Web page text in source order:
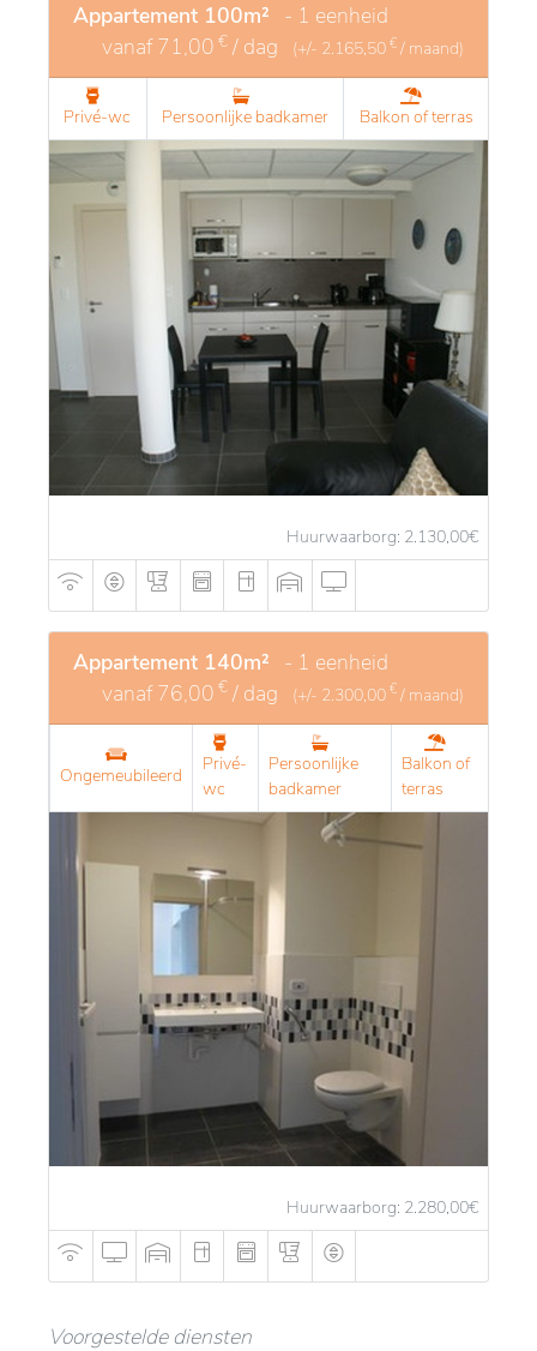
Appartement 100m² - 1 eenheid
vanaf71,00 € / dag (+/- 2.165,50 € / maand)
Privé-wc Persoonlijke badkamer Balkon of terras
Huurwaarborg: 2.130,00€
Appartement 140m² - 1 eenheid
vanaf76,00 € / dag (+/- 2.300,00 € / maand)
Ongemeubileerd
Privé-
wc
Persoonlijke
badkamer
Balkon of
terras
Huurwaarborg: 2.280,00€
Voorgestelde diensten